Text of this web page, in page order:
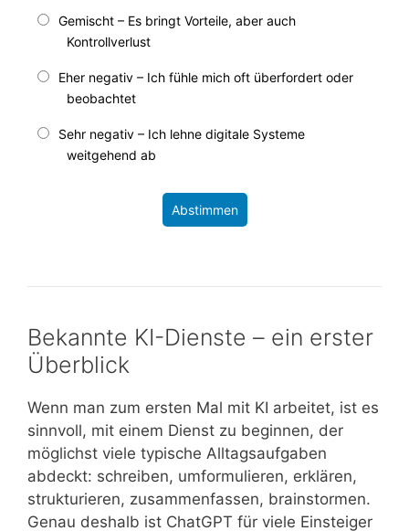
Gemischt – Es bringt Vorteile, aber auch
Kontrollverlust
Eher negativ – Ich fühle mich oft überfordert oder
beobachtet
Sehr negativ – Ich lehne digitale Systeme
weitgehend ab
Abstimmen
Bekannte KI-Dienste – ein erster
Überblick
Wenn man zum ersten Mal mit KI arbeitet, ist es
sinnvoll, mit einem Dienst zu beginnen, der
möglichst viele typische Alltagsaufgaben
abdeckt: schreiben, umformulieren, erklären,
strukturieren, zusammenfassen, brainstormen.
Genau deshalb ist ChatGPT für viele Einsteiger